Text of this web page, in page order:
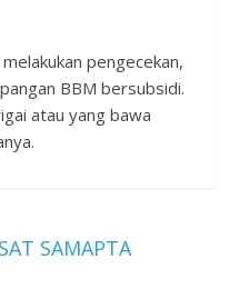
pengecekan,
BBM bersubsidi.
atau yang bawa
SAMAPTA